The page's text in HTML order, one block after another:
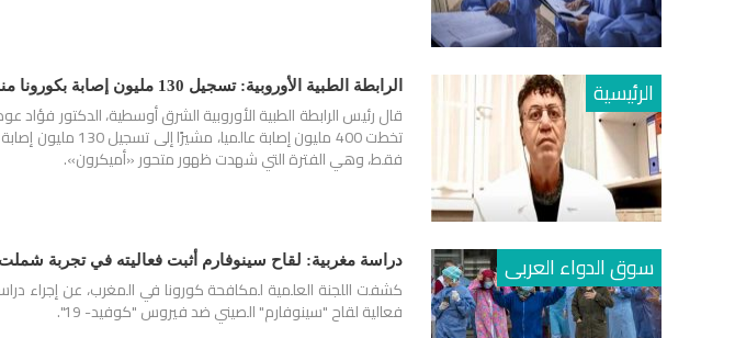
الرئيسية الرابطة الطبية الأوروبية: تسجيل 130 مليون إصابة بكورونا منذ ظهور متحور «أوميكرون»
قال رئيس الرابطة الطبية الأوروبية الشرق أوسطية، الدكتور فؤاد
فقط، وهي الفترة التي شهدت ظهور متحور «أميكرون».
سوق الدواء العربى دراسة مغربية: لقاح سينوفارم أثبت فعاليته في تجربة شملت 25 ألف شخص
فعالية لقاح "سينوفارم" الصيني ضد فيروس "كوفيد- 19".